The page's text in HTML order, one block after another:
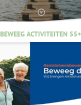
BEWEEG ACTIVITEITEN 55+